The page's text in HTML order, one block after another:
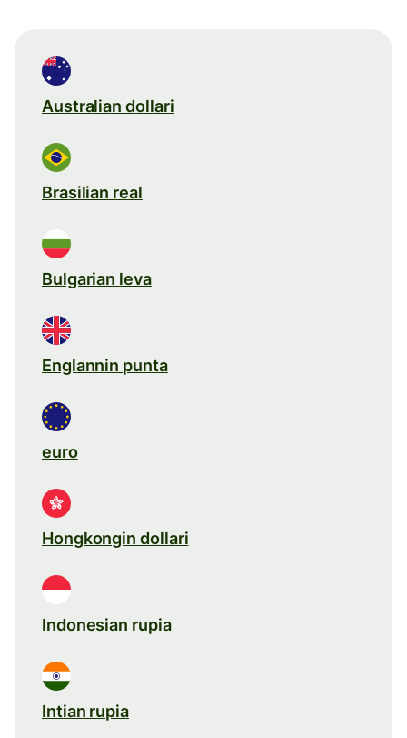
Australian dollari
Brasilian real
Bulgarian leva
Englannin punta
euro
Hongkongin dollari
Indonesian rupia
Intian rupia